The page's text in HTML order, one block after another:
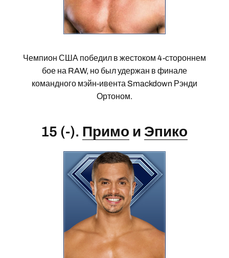
Чемпион США победил в жестоком 4-стороннем
бое на RAW, но был удержан в финале
командного мэйн-ивента Smackdown Рэнди
Ортоном.
15 (-). Примо и Эпико